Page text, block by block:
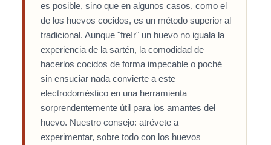
es posible, sino que en algunos casos, como el
de los huevos cocidos, es un método superior al
tradicional. Aunque "freír" un huevo no iguala la
experiencia de la sartén, la comodidad de
hacerlos cocidos de forma impecable o poché
sin ensuciar nada convierte a este
electrodoméstico en una herramienta
sorprendentemente útil para los amantes del
huevo. Nuestro consejo: atrévete a
experimentar, sobre todo con los huevos